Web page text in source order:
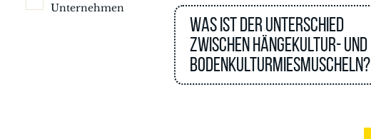
Unternehmen
Was ist der Unterschied
zwischen Hängekultur- und
Bodenkulturmiesmuscheln?